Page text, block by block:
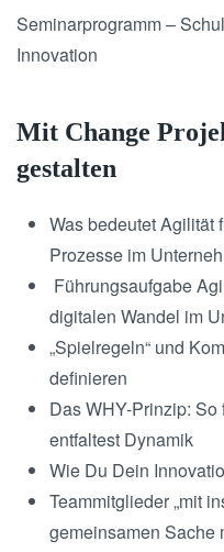
Seminarprogramm –
Innovation
Mit Change
gestalten
Was bedeutet Agilität
Prozesse im
Führungsaufgabe
digitalen Wandel im
„Spielregeln“ und
definieren
Das WHY-Prinzip:
entfaltest Dynamik
Wie Du Dein
Teammitglieder „mit
gemeinsamen Sache